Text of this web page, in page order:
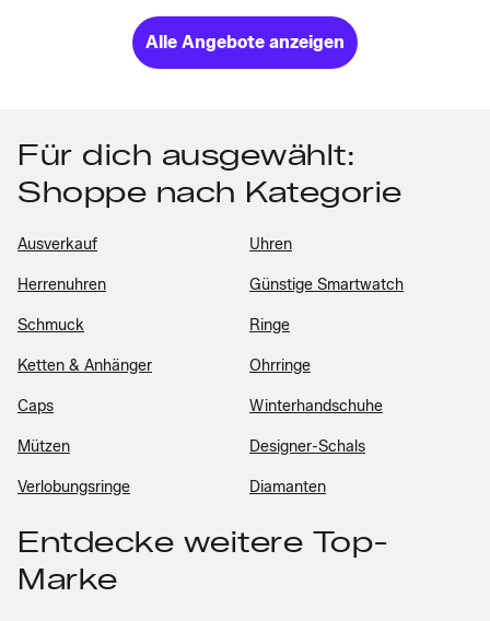
Alle Angebote anzeigen
Für dich ausgewählt:
Shoppe nach Kategorie
Ausverkauf Uhren
Herrenuhren Günstige Smartwatch
Schmuck Ringe
Ketten & Anhänger Ohrringe
Caps Winterhandschuhe
Mützen Designer-Schals
Verlobungsringe Diamanten
Entdecke weitere Top-
Marke